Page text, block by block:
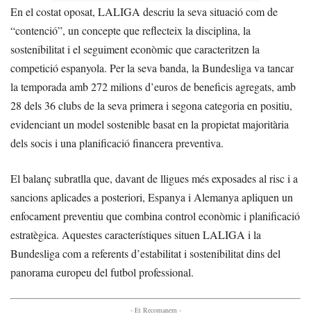
En el costat oposat, LALIGA descriu la seva situació com de
“contenció”, un concepte que reflecteix la disciplina, la
sostenibilitat i el seguiment econòmic que caracteritzen la
competició espanyola. Per la seva banda, la Bundesliga va tancar
la temporada amb 272 milions d’euros de beneficis agregats, amb
28 dels 36 clubs de la seva primera i segona categoria en positiu,
evidenciant un model sostenible basat en la propietat majoritària
dels socis i una planificació financera preventiva.
El balanç subratlla que, davant de lligues més exposades al risc i a
sancions aplicades a posteriori, Espanya i Alemanya apliquen un
enfocament preventiu que combina control econòmic i planificació
estratègica. Aquestes característiques situen LALIGA i la
Bundesliga com a referents d’estabilitat i sostenibilitat dins del
panorama europeu del futbol professional.
- Et Recomanem -